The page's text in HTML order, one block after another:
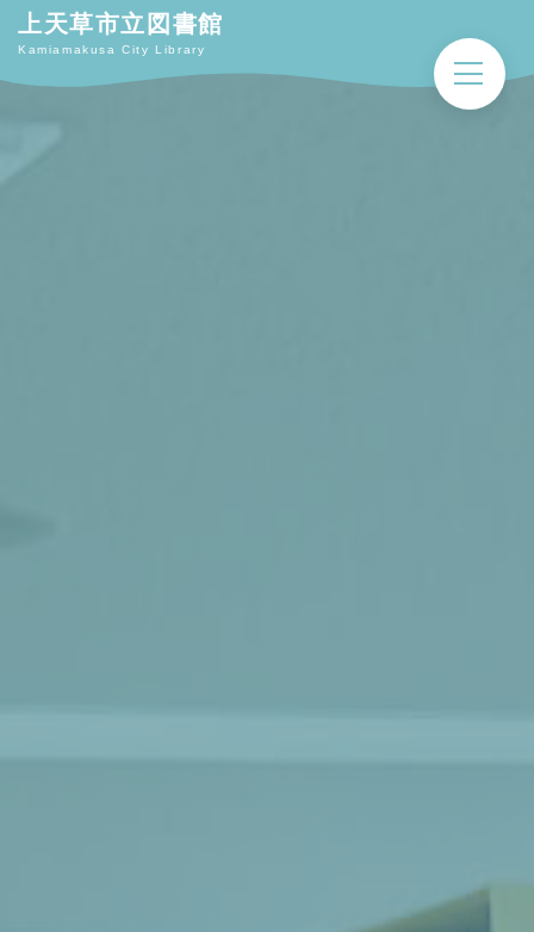
上天草市立図書館
Kamiamakusa City Library